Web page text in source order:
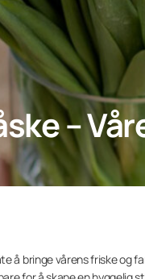
–
å bringe vårens friske